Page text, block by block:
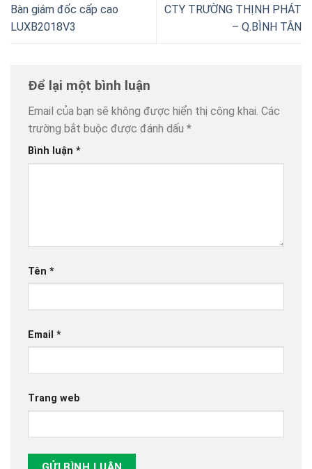
Bàn giám đốc cấp cao
LUXB2018V3
CTY TRƯỜNG THỊNH PHÁT
– Q.BÌNH TÂN
Để lại một bình luận
Email của bạn sẽ không được hiển thị công khai. Các
trường bắt buộc được đánh dấu *
Bình luận *
Tên *
Email *
Trang web